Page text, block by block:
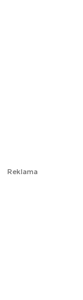
Reklama